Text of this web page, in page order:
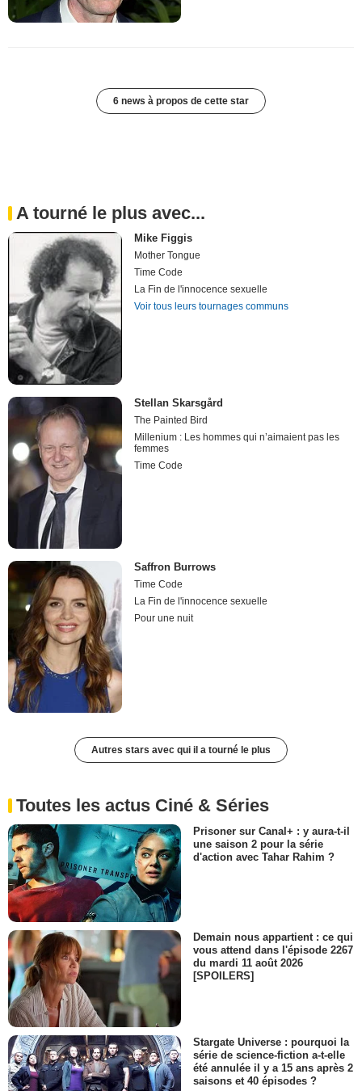
6 news à propos de cette star
A tourné le plus avec...
Mike Figgis
Mother Tongue
Time Code
La Fin de l'innocence sexuelle
Voir tous leurs tournages communs
Stellan Skarsgård
The Painted Bird
Millenium : Les hommes qui n’aimaient pas les
femmes
Time Code
Saffron Burrows
Time Code
La Fin de l'innocence sexuelle
Pour une nuit
Autres stars avec qui il a tourné le plus
Toutes les actus Ciné & Séries
Prisoner sur Canal+ : y aura-t-il
une saison 2 pour la série
d'action avec Tahar Rahim ?
Demain nous appartient : ce qui
vous attend dans l'épisode 2267
du mardi 11 août 2026
[SPOILERS]
Stargate Universe : pourquoi la
série de science-fiction a-t-elle
été annulée il y a 15 ans après 2
saisons et 40 épisodes ?